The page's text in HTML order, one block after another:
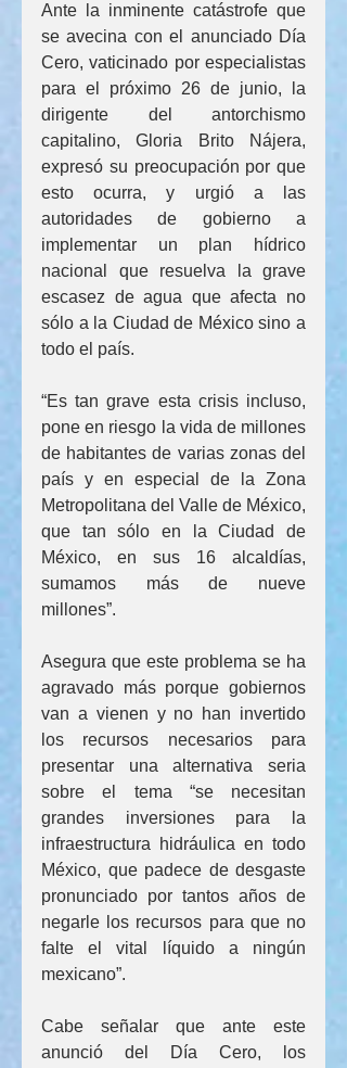
Ante la inminente catástrofe que
se avecina con el anunciado Día
Cero, vaticinado por especialistas
para el próximo 26 de junio, la
dirigente del antorchismo
capitalino, Gloria Brito Nájera,
expresó su preocupación por que
esto ocurra, y urgió a las
autoridades de gobierno a
implementar un plan hídrico
nacional que resuelva la grave
escasez de agua que afecta no
sólo a la Ciudad de México sino a
todo el país.
“Es tan grave esta crisis incluso,
pone en riesgo la vida de millones
de habitantes de varias zonas del
país y en especial de la Zona
Metropolitana del Valle de México,
que tan sólo en la Ciudad de
México, en sus 16 alcaldías,
sumamos más de nueve
millones”.
Asegura que este problema se ha
agravado más porque gobiernos
van a vienen y no han invertido
los recursos necesarios para
presentar una alternativa seria
sobre el tema “se necesitan
grandes inversiones para la
infraestructura hidráulica en todo
México, que padece de desgaste
pronunciado por tantos años de
negarle los recursos para que no
falte el vital líquido a ningún
mexicano”.
Cabe señalar que ante este
anunció del Día Cero, los